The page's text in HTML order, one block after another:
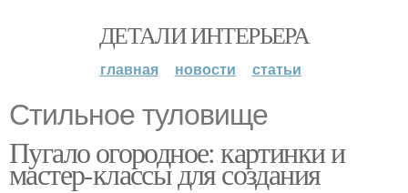
ДЕТАЛИ ИНТЕРЬЕРА
главная новости статьи
Стильное туловище
Пугало огородное: картинки и
мастер-классы для создания